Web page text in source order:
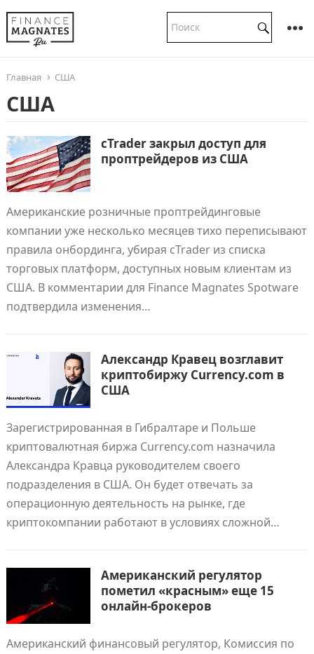
Главная США
США
cTrader закрыл доступ для
проптрейдеров из США
Американские розничные проптрейдинговые
компании уже несколько месяцев тихо переписывают
правила онбординга, убирая cTrader из списка
торговых платформ, доступных новым клиентам из
США. В комментарии для Finance Magnates Spotware
подтвердила изменения…
Александр Кравец возглавит
криптобиржу Currency.com в
США
Зарегистрированная в Гибралтаре и Польше
криптовалютная биржа Currency.com назначила
Александра Кравца руководителем своего
подразделения в США. Он будет отвечать за
операционную деятельность на рынке, где
криптокомпании работают в условиях сложной…
Американский регулятор
пометил «красным» еще 15
онлайн-брокеров
Американский финансовый регулятор, Комиссия по